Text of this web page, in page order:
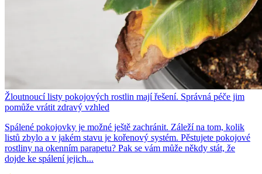
Žloutnoucí listy pokojových rostlin mají řešení. Správná péče jim
pomůže vrátit zdravý vzhled
Spálené pokojovky je možné ještě zachránit. Záleží na tom, kolik
listů zbylo a v jakém stavu je kořenový systém. Pěstujete pokojové
rostliny na okenním parapetu? Pak se vám může někdy stát, že
dojde ke spálení jejich...